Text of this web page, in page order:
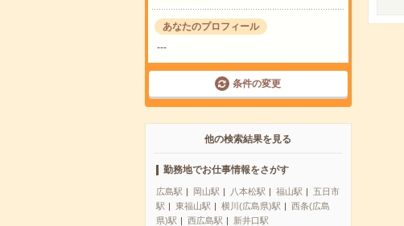
あなたのプロフィール
---
条件の変更
他の検索結果を見る
勤務地でお仕事情報をさがす
広島駅 岡山駅 八本松駅 福山駅
五日市
駅
東福山駅 横川(広島県)駅
西条(広島
県)駅
西広島駅 新井口駅